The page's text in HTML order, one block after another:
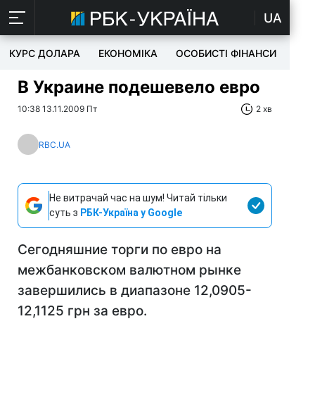
UA
КУРС ДОЛАРА ЕКОНОМІКА ОСОБИСТІ ФІНАНСИ
В Украине подешевело евро
10:38 13.11.2009 Пт 2 хв
RBC.UA
Не витрачай час на шум! Читай тільки
суть з РБК-Україна у Google
Сегодняшние торги по евро на
межбанковском валютном рынке
завершились в диапазоне 12,0905-
12,1125 грн за евро.